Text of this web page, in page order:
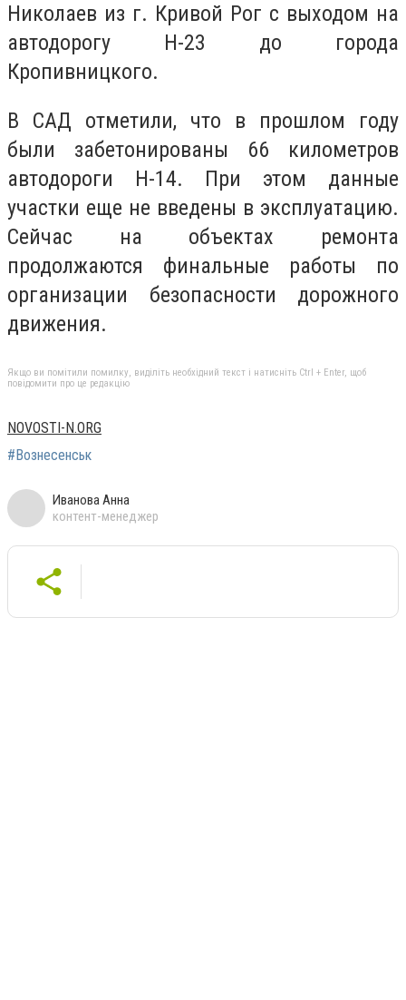
Николаев из г. Кривой Рог с выходом на
автодорогу Н-23 до города
Кропивницкого.
В САД отметили, что в прошлом году
были забетонированы 66 километров
автодороги Н-14. При этом данные
участки еще не введены в эксплуатацию.
Сейчас на объектах ремонта
продолжаются финальные работы по
организации безопасности дорожного
движения.
Якщо ви помітили помилку, виділіть необхідний текст і натисніть Ctrl + Enter, щоб
повідомити про це редакцію
NOVOSTI-N.ORG
#Вознесенськ
Иванова Анна
контент-менеджер